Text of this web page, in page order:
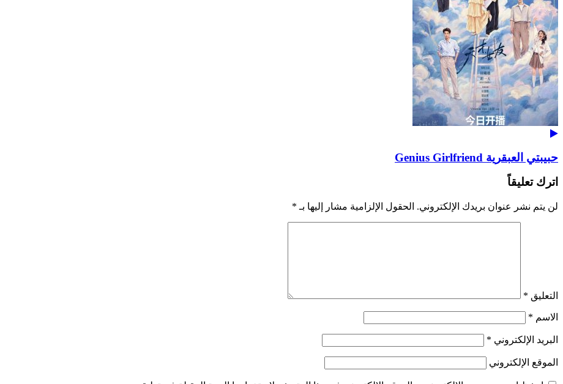
حبيبتي العبقرية Genius Girlfriend
اترك تعليقاً
لن يتم نشر عنوان بريدك الإلكتروني. الحقول الإلزامية مشار إليها بـ *
التعليق *
الاسم *
البريد الإلكتروني *
الموقع الإلكتروني